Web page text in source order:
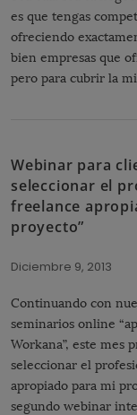
es que tengas
ofreciendo
bien empresas que
pero para cubrir la
Webinar para
seleccionar el
freelance
proyecto”
Diciembre 9, 2013
Continuando con
seminarios online
Workana”, este mes
seleccionar el
apropiado para mi
segundo webinar